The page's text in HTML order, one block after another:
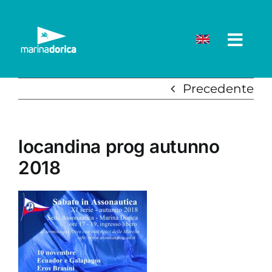
contenuto
Precedente
locandina prog autunno
2018